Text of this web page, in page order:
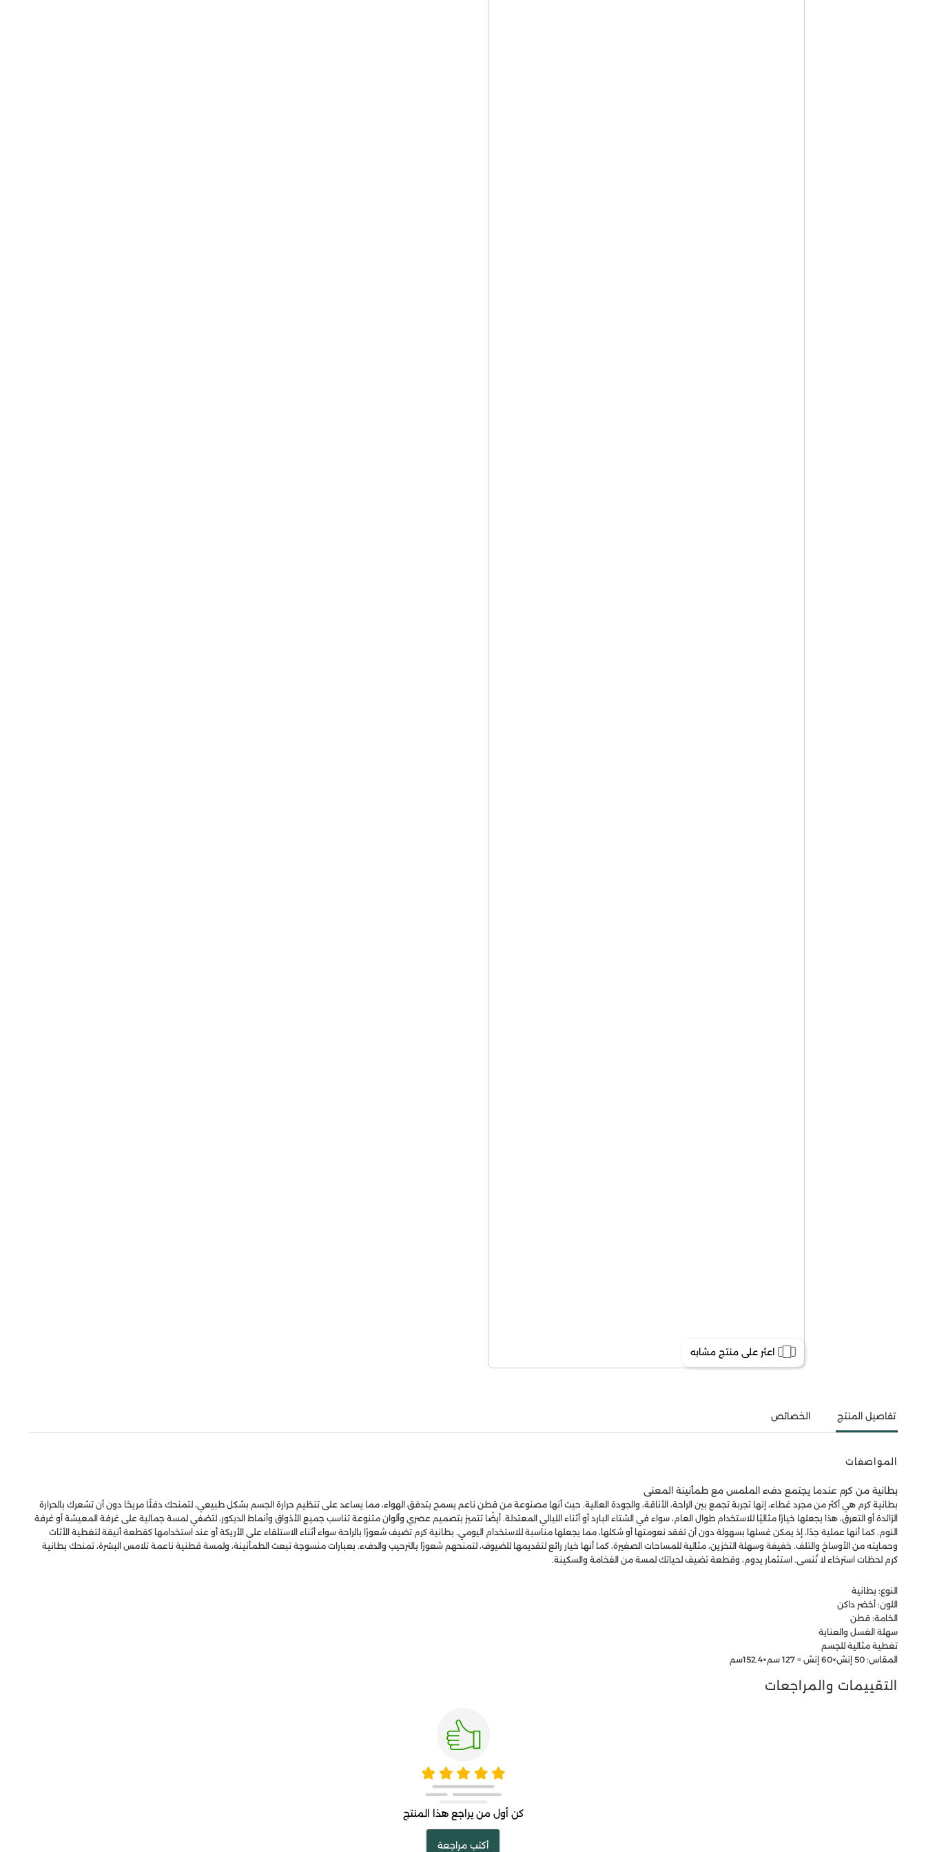
اعثر على منتج مشابه
تفاصيل المنتج الخصائص
المواصفات
بطانية من كرم عندما يجتمع دفء الملمس مع طمأنينة المعنى
بطانية كرم هي أكثر من مجرد غطاء، إنها تجربة تجمع بين الراحة، الأناقة، والجودة العالية. حيث أنها مصنوعة من قطن ناعم يسمح بتدفق الهواء، مما يساعد على تنظيم حرارة الجسم بشكل طبيعي، لتمنحك دفئًا مريحًا دون أن تشعرك بالحرارة
الزائدة أو التعرق، هذا يجعلها خيارًا مثاليًا للاستخدام طوال العام، سواء في الشتاء البارد أو أثناء الليالي المعتدلة. أيضًا تتميز بتصميم عصري وألوان متنوعة تناسب جميع الأذواق وأنماط الديكور، لتضفي لمسة جمالية على غرفة المعيشة أو غرفة
النوم. كما أنها عملية جدًا، إذ يمكن غسلها بسهولة دون أن تفقد نعومتها أو شكلها، مما يجعلها مناسبة للاستخدام اليومي. بطانية كرم تضيف شعورًا بالراحة سواء أثناء الاستلقاء على الأريكة أو عند استخدامها كقطعة أنيقة لتغطية الأثاث
وحمايته من الأوساخ والتلف. خفيفة وسهلة التخزين، مثالية للمساحات الصغيرة، كما أنها خيار رائع لتقديمها للضيوف، لتمنحهم شعورًا بالترحيب والدفء. بعبارات منسوجة تبعث الطمأنينة، ولمسة قطنية ناعمة تلامس البشرة، تمنحك بطانية
كرم لحظات استرخاء لا تُنسى. استثمار يدوم، وقطعة تضيف لحياتك لمسة من الفخامة والسكينة.
النوع: بطانية
اللون: أخضر داكن
الخامة: قطن
سهلة الغسل والعناية
تغطية مثالية للجسم
المقاس: 50 إنش×60 إنش = 127 سم×152.4سم
التقييمات والمراجعات
كن أول من يراجع هذا المنتج
أكتب مراجعة